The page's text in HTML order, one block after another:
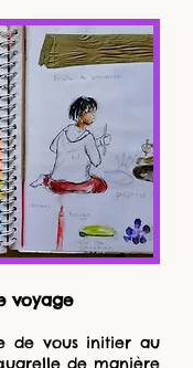
voyage
de vous initier au
de manière